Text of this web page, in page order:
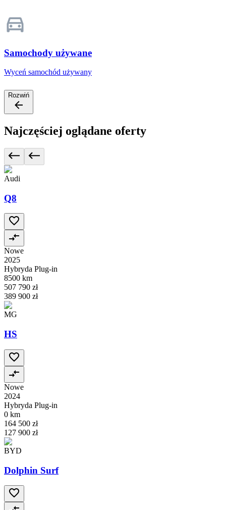
Samochody używane
Wyceń samochód używany
Rozwiń
Najczęściej oglądane oferty
Audi
Q8
Nowe
2025
Hybryda Plug-in
8500 km
507 790 zł
389 900 zł
MG
HS
Nowe
2024
Hybryda Plug-in
0 km
164 500 zł
127 900 zł
BYD
Dolphin Surf